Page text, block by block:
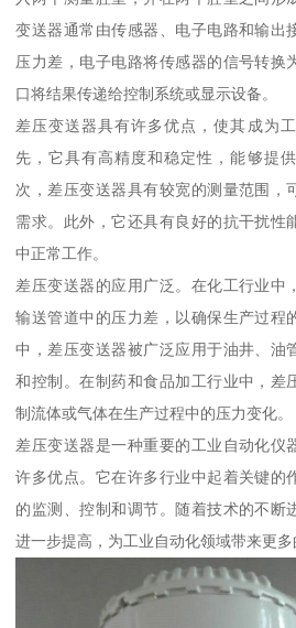
变送器通常由传感器、电子电路和输出
压力差，电子电路将传感器的信号转换
口将结果传递给控制系统或显示设备。
差压变送器具有许多优点，使其成为
先，它具有高精度和稳定性，能够提
次，差压变送器具有较宽的测量范围，
需求。此外，它还具有良好的抗干扰性
中正常工作。
差压变送器的应用广泛。在化工行业中
输送管道中的压力差，以确保生产过程
中，差压变送器被广泛应用于油井、油
和控制。在制药和食品加工行业中，差
制流体或气体在生产过程中的压力变化。
差压变送器是一种重要的工业自动化仪
许多优点。它在许多行业中起着关键的
的监测、控制和调节。随着技术的不断
进一步提高，为工业自动化领域带来更多